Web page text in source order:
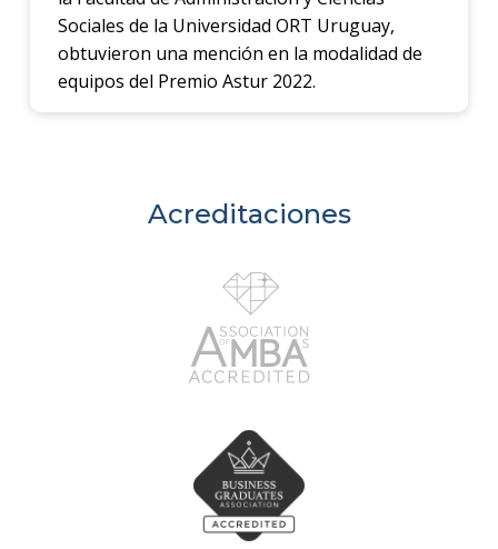
Sociales de la Universidad ORT Uruguay,
obtuvieron una mención en la modalidad de
equipos del Premio Astur 2022.
Acreditaciones